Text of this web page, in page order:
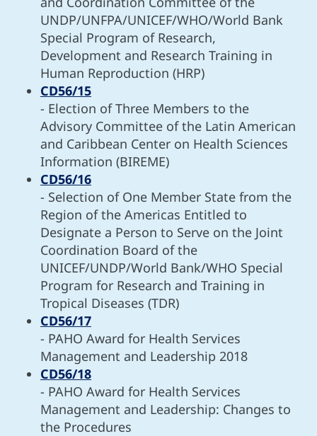
UNDP/UNFPA/UNICEF/WHO/World Bank
Special Program of Research,
Development and Research Training in
Human Reproduction (HRP)
CD56/15
- Election of Three Members to the
Advisory Committee of the Latin American
and Caribbean Center on Health Sciences
Information (BIREME)
CD56/16
- Selection of One Member State from the
Region of the Americas Entitled to
Designate a Person to Serve on the Joint
Coordination Board of the
UNICEF/UNDP/World Bank/WHO Special
Program for Research and Training in
Tropical Diseases (TDR)
CD56/17
- PAHO Award for Health Services
Management and Leadership 2018
CD56/18
- PAHO Award for Health Services
Management and Leadership: Changes to
the Procedures